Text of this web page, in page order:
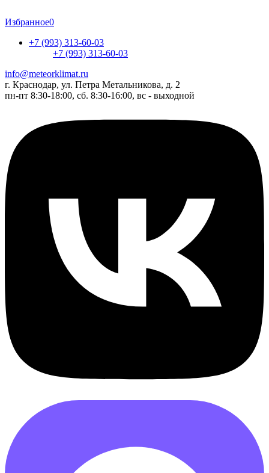
Избранное0
+7 (993) 313-60-03
+7 (993) 313-60-03
info@meteorklimat.ru
г. Краснодар, ул. Петра Метальникова, д. 2
пн-пт 8:30-18:00, сб. 8:30-16:00, вс - выходной